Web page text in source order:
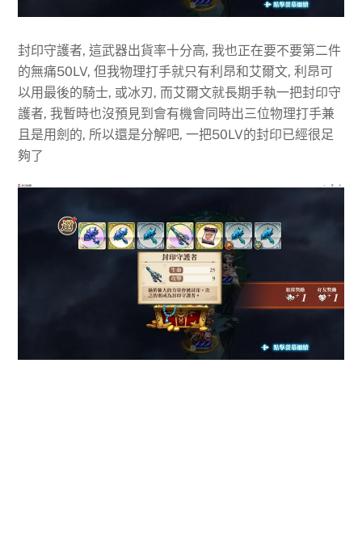
封印守護者, 這武器出貨率十分高, 我也正在要不要第二件
的無痛50LV, 但我物理打手就只有利昂和艾爾文, 利昂可
以用最後的騎士, 或冰刃, 而艾爾文就長期手執一把封印守
護者, 我暫時也沒預見到會有機會同時出三位物理打手兼
且是用劍的, 所以還是分解吧, 一把50LV的封印已經很足
夠了